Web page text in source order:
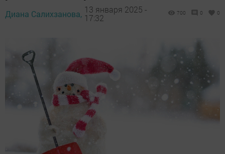
Диана Салихзанова, 13 января 2025 -
17:32
700 0 0